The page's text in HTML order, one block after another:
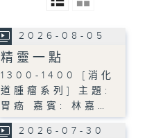
2026-08-05
精靈一點
1300-1400 [消化
道腫瘤系列] 主題:
胃癌 嘉賓: 林嘉…
2026-07-30